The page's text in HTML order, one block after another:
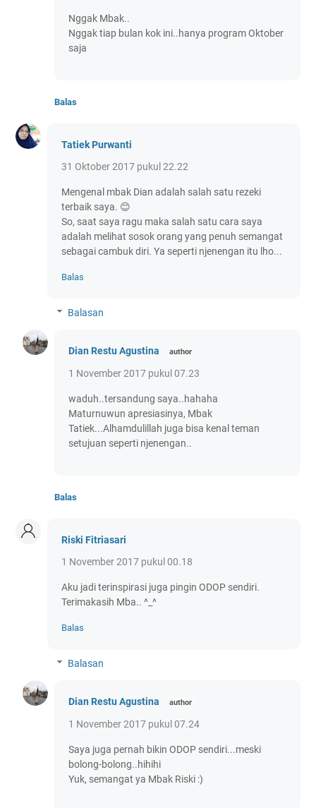
Nggak Mbak..
Nggak tiap bulan kok ini..hanya program Oktober
saja
Balas
Tatiek Purwanti
31 Oktober 2017 pukul 22.22
Mengenal mbak Dian adalah salah satu rezeki
terbaik saya. 😊
So, saat saya ragu maka salah satu cara saya
adalah melihat sosok orang yang penuh semangat
sebagai cambuk diri. Ya seperti njenengan itu lho...
Balas
Balasan
Dian Restu Agustina
1 November 2017 pukul 07.23
waduh..tersandung saya..hahaha
Maturnuwun apresiasinya, Mbak
Tatiek...Alhamdulillah juga bisa kenal teman
setujuan seperti njenengan..
Balas
Riski Fitriasari
1 November 2017 pukul 00.18
Aku jadi terinspirasi juga pingin ODOP sendiri.
Terimakasih Mba.. ^_^
Balas
Balasan
Dian Restu Agustina
1 November 2017 pukul 07.24
Saya juga pernah bikin ODOP sendiri...meski
bolong-bolong..hihihi
Yuk, semangat ya Mbak Riski :)